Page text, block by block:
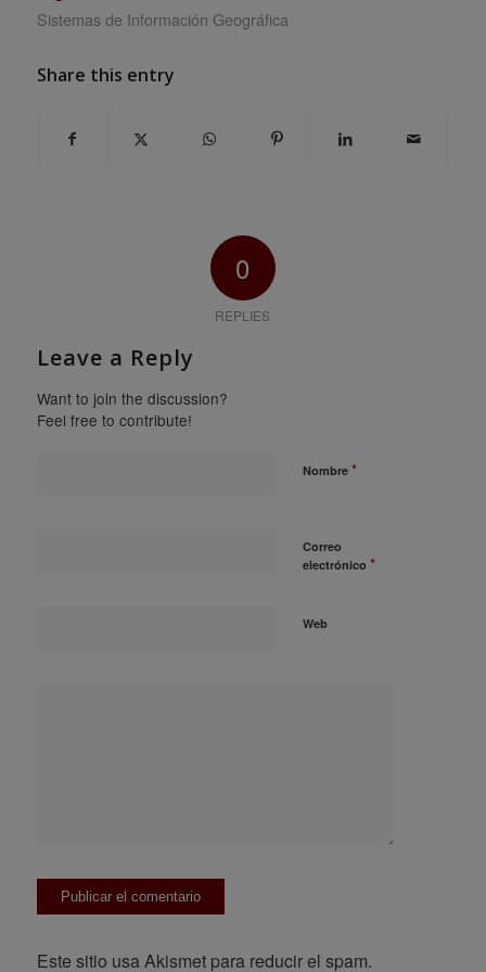
Sistemas de Información Geográfica
Share this entry
0
REPLIES
Leave a Reply
Want to join the discussion?
Feel free to contribute!
Nombre *
Correo
electrónico *
Web
Este sitio usa Akismet para reducir el spam.